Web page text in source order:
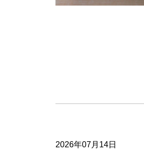
2026年07月14日